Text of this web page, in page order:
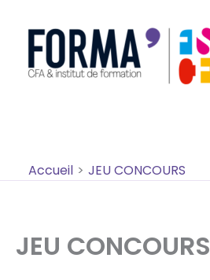
contenu
Accueil JEU CONCOURS
JEU CONCOURS